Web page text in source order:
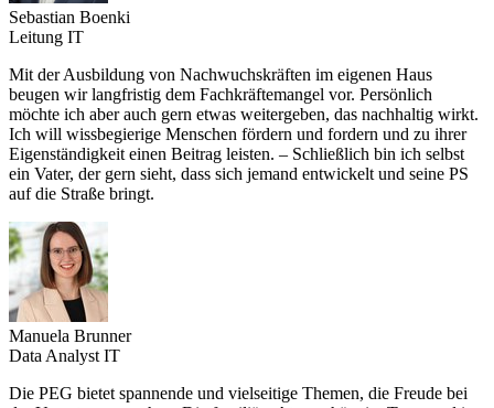
Sebastian Boenki
Leitung IT
Mit der Ausbildung von Nachwuchskräften im eigenen Haus
beugen wir langfristig dem Fachkräftemangel vor. Persönlich
möchte ich aber auch gern etwas weitergeben, das nachhaltig wirkt.
Ich will wissbegierige Menschen fördern und fordern und zu ihrer
Eigenständigkeit einen Beitrag leisten. – Schließlich bin ich selbst
ein Vater, der gern sieht, dass sich jemand entwickelt und seine PS
auf die Straße bringt.
Manuela Brunner
Data Analyst IT
Die PEG bietet spannende und vielseitige Themen, die Freude bei